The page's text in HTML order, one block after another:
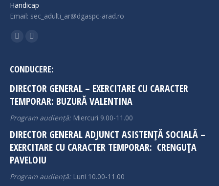
Handicap
Email: sec_adulti_ar@dgaspc-arad.ro
Find us on:
opens
new
window
opens
new
window
CONDUCERE:
DIRECTOR GENERAL – EXERCITARE CU CARACTER
TEMPORAR: BUZURĂ VALENTINA
Program audiență: Miercuri 9.00-11.00
DIRECTOR GENERAL ADJUNCT ASISTENȚĂ SOCIALĂ –
EXERCITARE CU CARACTER TEMPORAR: CRENGUȚA
PAVELOIU
Program audiență: Luni 10.00-11.00